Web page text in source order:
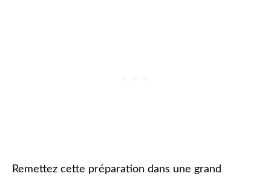
Remettez cette préparation dans une grand